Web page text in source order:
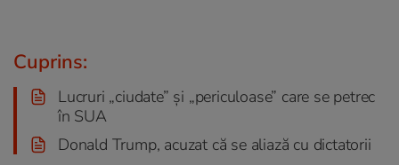
Cuprins:
Lucruri „ciudate” și „periculoase” care se petrec
în SUA
Donald Trump, acuzat că se aliază cu dictatorii